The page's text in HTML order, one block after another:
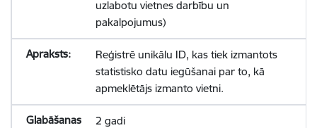
uzlabotu vietnes darbību un
pakalpojumus)
Reģistrē unikālu ID, kas tiek izmantots
statistisko datu iegūšanai par to, kā
apmeklētājs izmanto vietni.
2 gadi